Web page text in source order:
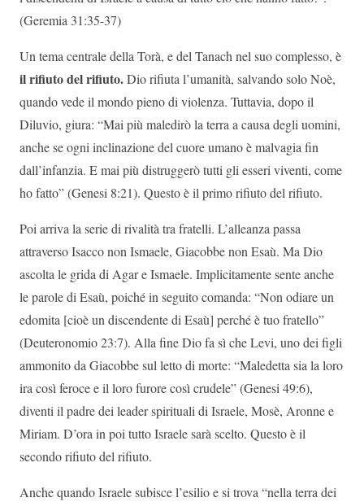
(Geremia 31:35-37)
Un tema centrale della Torà, e del Tanach nel suo complesso, è
il rifiuto del rifiuto.Dio rifiuta l’umanità, salvando solo Noè,
quando vede il mondo pieno di violenza. Tuttavia, dopo il
Diluvio, giura: “Mai più maledirò la terra a causa degli uomini,
anche se ogni inclinazione del cuore umano è malvagia fin
dall’infanzia. E mai più distruggerò tutti gli esseri viventi, come
ho fatto” (Genesi 8:21). Questo è il primo rifiuto del rifiuto.
Poi arriva la serie di rivalità tra fratelli. L’alleanza passa
attraverso Isacco non Ismaele, Giacobbe non Esaù. Ma Dio
ascolta le grida di Agar e Ismaele. Implicitamente sente anche
le parole di Esaù, poiché in seguito comanda: “Non odiare un
edomita [cioè un discendente di Esaù] perché è tuo fratello”
(Deuteronomio 23:7). Alla fine Dio fa sì che Levi, uno dei figli
ammonito da Giacobbe sul letto di morte: “Maledetta sia la loro
ira così feroce e il loro furore così crudele” (Genesi 49:6),
diventi il ​​padre dei leader spirituali di Israele, Mosè, Aronne e
Miriam. D’ora in poi tutto Israele sarà scelto. Questo è il
secondo rifiuto del rifiuto.
Anche quando Israele subisce l’esilio e si trova “nella terra dei